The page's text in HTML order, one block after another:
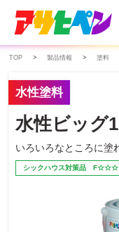
TOP 製品情報 塗料
水性塗料
水性ビッグ
いろいろなところに塗
シックハウス対策品